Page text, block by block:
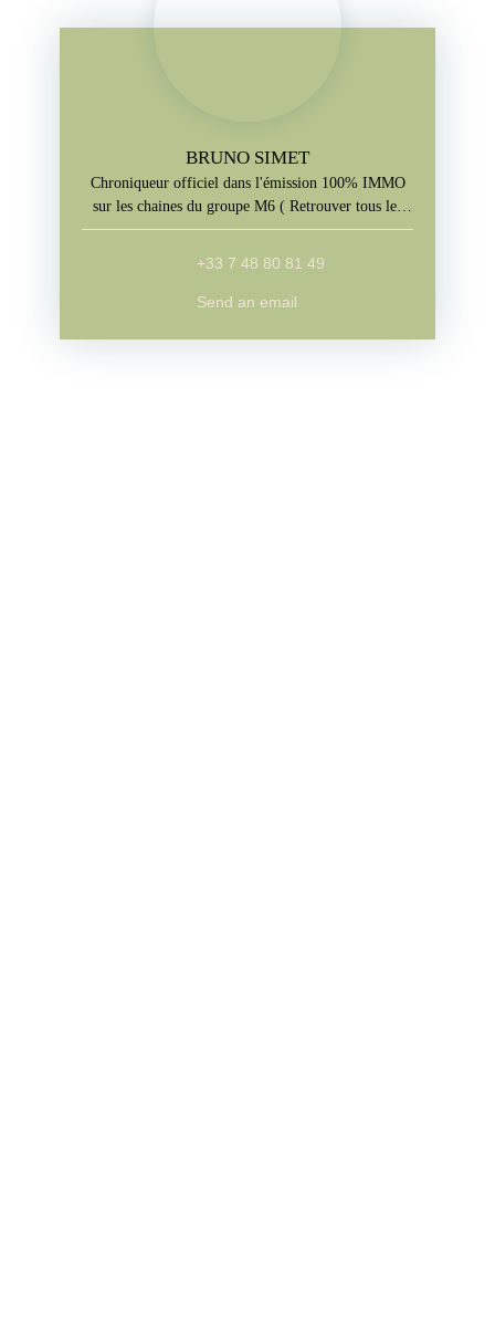
BRUNO SIMET
Chroniqueur officiel dans l'émission 100% IMMO
sur les chaines du groupe M6 ( Retrouver tous les
jours l'emission sur M6+, W9, Paris Première, téva)
+33 7 48 80 81 49
Send an email